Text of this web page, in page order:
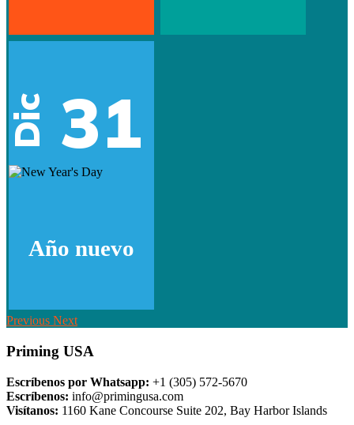
Dic 31
Año nuevo
Previous Next
Priming USA
Escríbenos por Whatsapp: +1 (305) 572-5670
Escríbenos: info@primingusa.com
Visítanos: 1160 Kane Concourse Suite 202, Bay Harbor Islands